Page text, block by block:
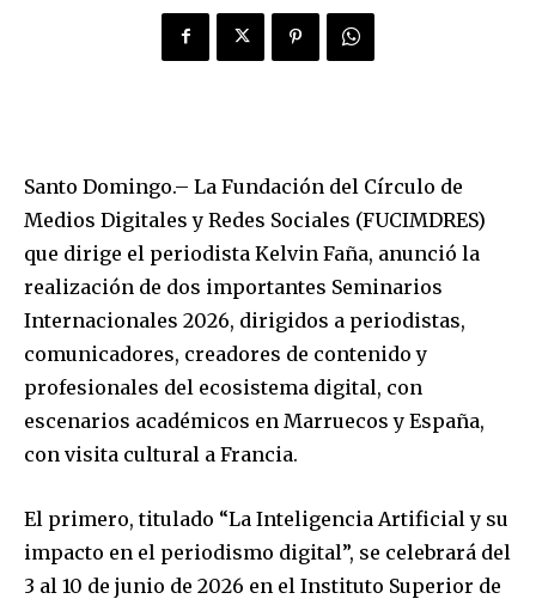
Santo Domingo.– La Fundación del Círculo de
Medios Digitales y Redes Sociales (FUCIMDRES)
que dirige el periodista Kelvin Faña, anunció la
realización de dos importantes Seminarios
Internacionales 2026, dirigidos a periodistas,
comunicadores, creadores de contenido y
profesionales del ecosistema digital, con
escenarios académicos en Marruecos y España,
con visita cultural a Francia.
El primero, titulado “La Inteligencia Artificial y su
impacto en el periodismo digital”, se celebrará del
3 al 10 de junio de 2026 en el Instituto Superior de